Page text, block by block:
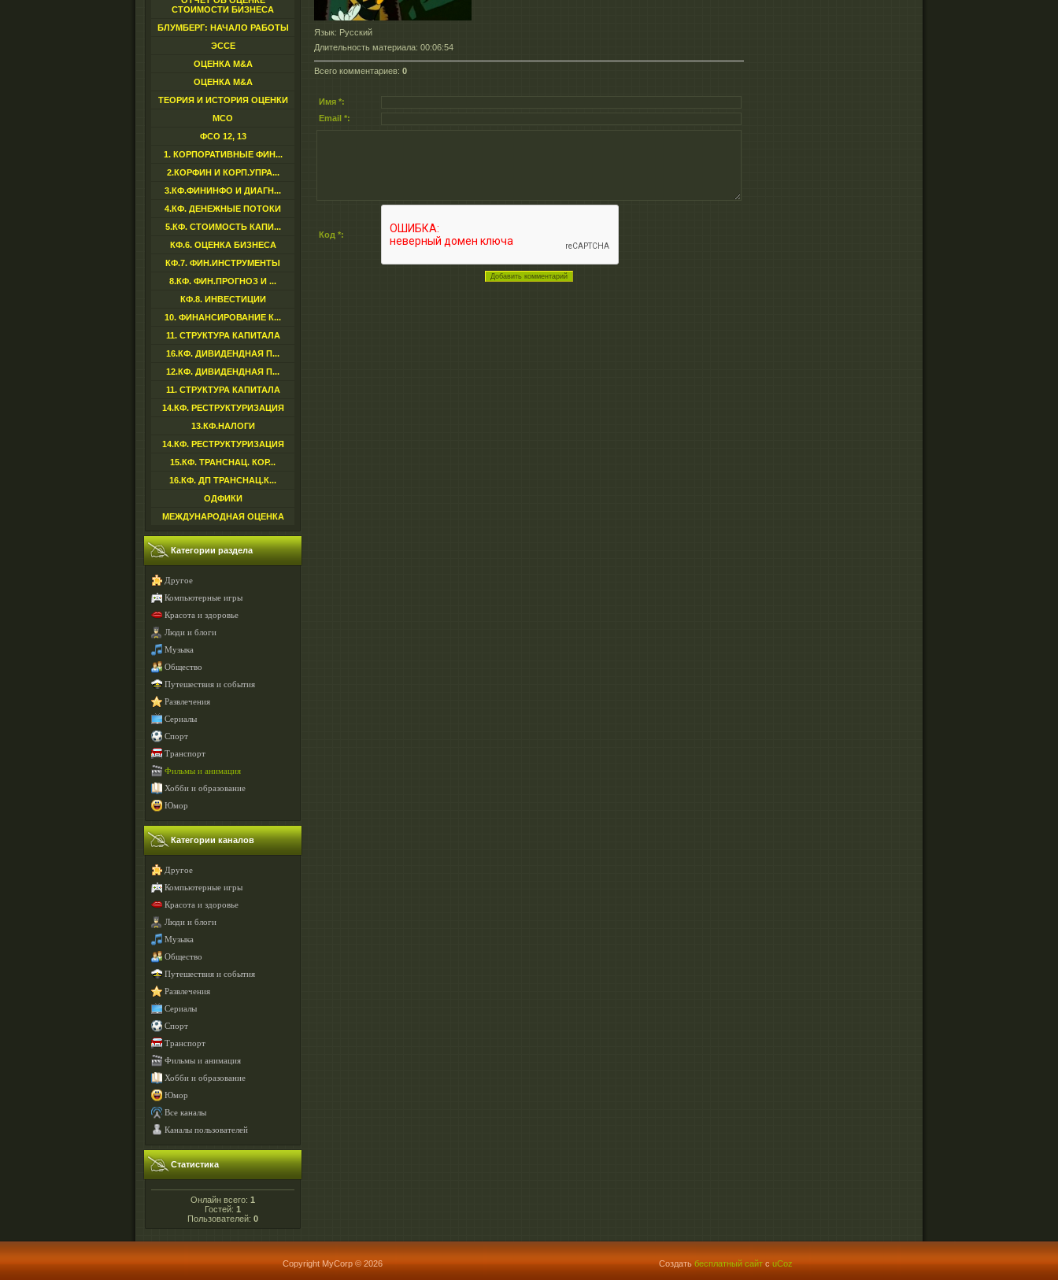
СТОИМОСТИ БИЗНЕСА
БЛУМБЕРГ: НАЧАЛО РАБОТЫ
ЭССЕ
ОЦЕНКА M&A
ОЦЕНКА M&A
ТЕОРИЯ И ИСТОРИЯ ОЦЕНКИ
МСО
ФСО 12, 13
1. КОРПОРАТИВНЫЕ ФИН...
2.КОРФИН И КОРП.УПРА...
3.КФ.ФИНИНФО И ДИАГН...
4.КФ. ДЕНЕЖНЫЕ ПОТОКИ
5.КФ. СТОИМОСТЬ КАПИ...
КФ.6. ОЦЕНКА БИЗНЕСА
КФ.7. ФИН.ИНСТРУМЕНТЫ
8.КФ. ФИН.ПРОГНОЗ И ...
КФ.8. ИНВЕСТИЦИИ
10. ФИНАНСИРОВАНИЕ К...
11. СТРУКТУРА КАПИТАЛА
16.КФ. ДИВИДЕНДНАЯ П...
12.КФ. ДИВИДЕНДНАЯ П...
11. СТРУКТУРА КАПИТАЛА
14.КФ. РЕСТРУКТУРИЗАЦИЯ
13.КФ.НАЛОГИ
14.КФ. РЕСТРУКТУРИЗАЦИЯ
15.КФ. ТРАНСНАЦ. КОР...
16.КФ. ДП ТРАНСНАЦ.К...
ОДФИКИ
МЕЖДУНАРОДНАЯ ОЦЕНКА
Категории раздела
Другое
Компьютерные игры
Красота и здоровье
Люди и блоги
Музыка
Общество
Путешествия и события
Развлечения
Сериалы
Спорт
Транспорт
Фильмы и анимация
Хобби и образование
Юмор
Категории каналов
Другое
Компьютерные игры
Красота и здоровье
Люди и блоги
Музыка
Общество
Путешествия и события
Развлечения
Сериалы
Спорт
Транспорт
Фильмы и анимация
Хобби и образование
Юмор
Все каналы
Каналы пользователей
Статистика
Онлайн всего: 1
Гостей: 1
Пользователей: 0
Язык: Русский
Длительность материала: 00:06:54
Всего комментариев: 0
Имя *:
Email *:
Код *:
Copyright MyCorp © 2026 Создать бесплатный сайт с uCoz